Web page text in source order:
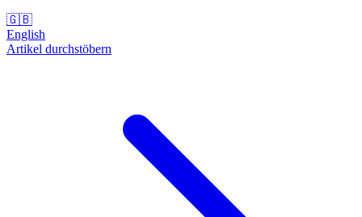
🇬🇧
English
Artikel durchstöbern